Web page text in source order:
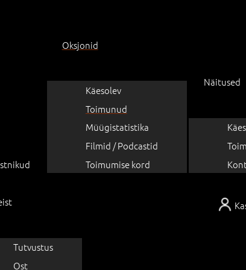
Oksjonid
Käesolev
Toimunud
Müügistatistika
Filmid / Podcastid
Toimumise kord
Näitused
Tutvustus
Ost